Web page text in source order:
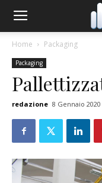
Home Packaging
Packaging
redazione 8 Gennaio 2020